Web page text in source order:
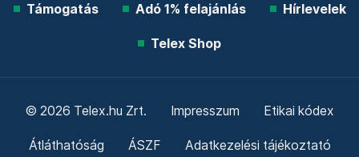
Támogatás Adó 1% felajánlás Hírlevelek
Telex Shop
© 2026 Telex.hu Zrt. Impresszum Etikai kódex
Átláthatóság ÁSZF Adatkezelési tájékoztató